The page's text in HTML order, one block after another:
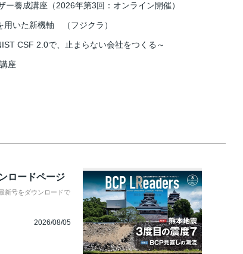
ー養成講座（2026年第3回：オンライン開催）
用いた新機軸 （フジクラ）
CSF 2.0で、止まらない会社をつくる～
座
ロードページ
新号をダウンロードで
2026/08/05